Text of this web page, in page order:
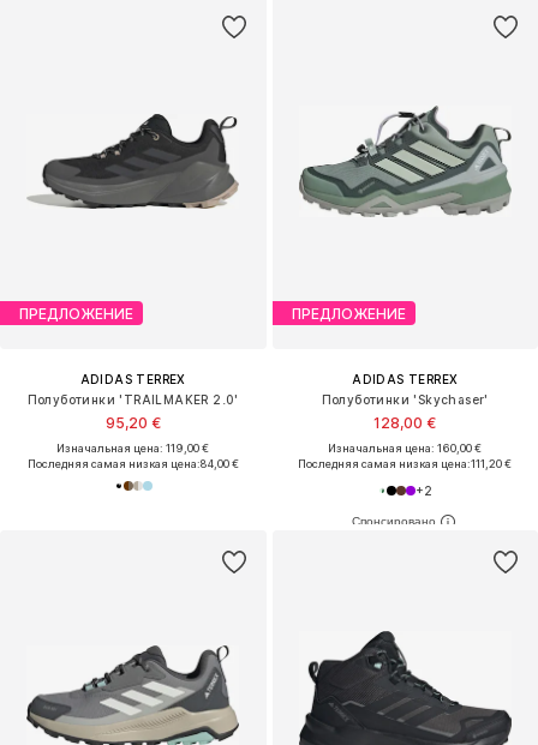
ПРЕДЛОЖЕНИЕ
ADIDAS TERREX
Полуботинки 'TRAILMAKER 2.0'
95,20 €
Изначальная цена: 119,00 €
Последняя самая низкая цена:84,00 €
ПРЕДЛОЖЕНИЕ
ADIDAS TERREX
Полуботинки 'Skychaser'
128,00 €
Изначальная цена: 160,00 €
Последняя самая низкая цена:111,20 €
+2